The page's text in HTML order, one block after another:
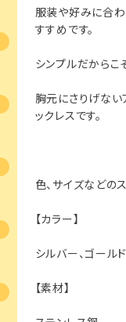
服装や好みに合
すすめです。
シンプルだからこ
胸元にさりげない
ックレスです。
色、サイズなどの
【カラー】
シルバー、ゴール
【素材】